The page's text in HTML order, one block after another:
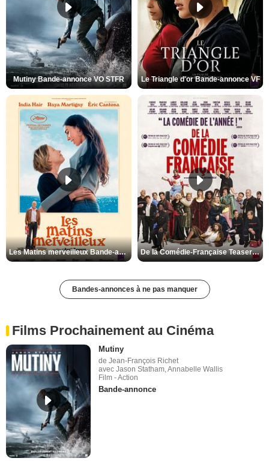
Mutiny Bande-annonce VO STFR Le Triangle d'or Bande-annonce VF
Les Matins merveilleux Bande-annonce VF De la Comédie-Française Teaser VF
Bandes-annonces à ne pas manquer
Films Prochainement au Cinéma
Mutiny
de Jean-François Richet
avec Jason Statham, Annabelle Wallis
Film - Action
Bande-annonce